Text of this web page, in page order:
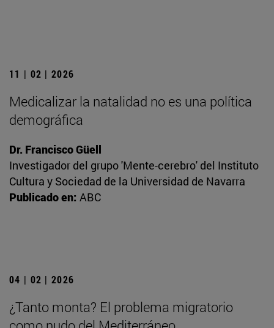
11 | 02 | 2026
Medicalizar la natalidad no es una política
demográfica
Dr. Francisco Güell
Investigador del grupo 'Mente-cerebro' del Instituto
Cultura y Sociedad de la Universidad de Navarra
Publicado en: ABC
04 | 02 | 2026
¿Tanto monta? El problema migratorio